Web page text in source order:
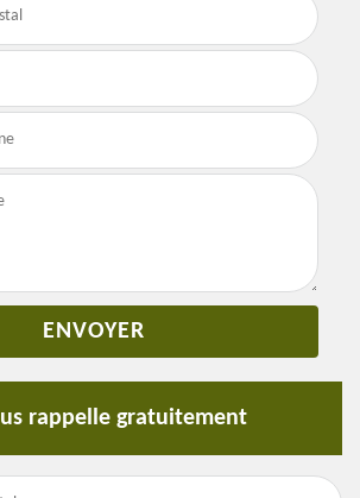
rappelle gratuitement